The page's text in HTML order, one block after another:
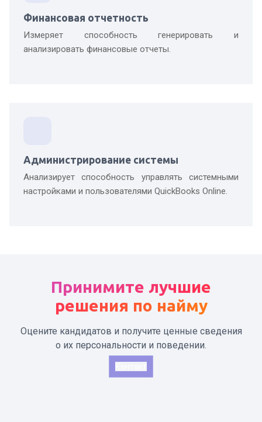
Финансовая отчетность
Измеряет способность генерировать и
анализировать финансовые отчеты.
Администрирование системы
Анализирует способность управлять системными
настройками и пользователями QuickBooks Online.
Принимите лучшие
решения по найму
Оцените кандидатов и получите ценные сведения
о их персональности и поведении.